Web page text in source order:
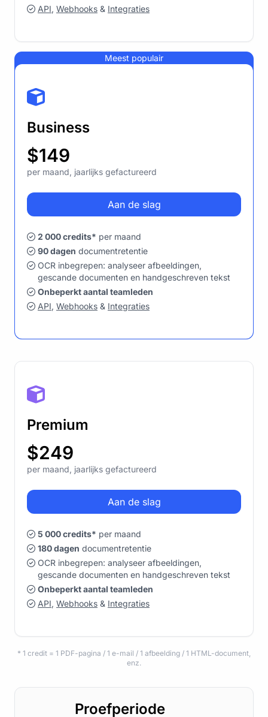
API, Webhooks & Integraties
Meest populair
Business
$149
per maand, jaarlijks gefactureerd
Aan de slag
2 000 credits* per maand
90 dagen documentretentie
OCR inbegrepen: analyseer afbeeldingen,
gescande documenten en handgeschreven tekst
Onbeperkt aantal teamleden
API, Webhooks & Integraties
Premium
$249
per maand, jaarlijks gefactureerd
Aan de slag
5 000 credits* per maand
180 dagen documentretentie
OCR inbegrepen: analyseer afbeeldingen,
gescande documenten en handgeschreven tekst
Onbeperkt aantal teamleden
API, Webhooks & Integraties
* 1 credit = 1 PDF-pagina / 1 e-mail / 1 afbeelding / 1 HTML-document,
enz.
Proefperiode